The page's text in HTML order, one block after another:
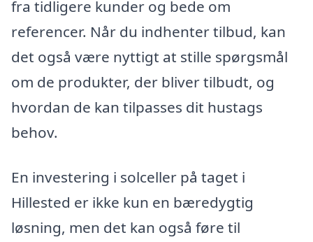
fra tidligere kunder og bede om
referencer. Når du indhenter tilbud, kan
det også være nyttigt at stille spørgsmål
om de produkter, der bliver tilbudt, og
hvordan de kan tilpasses dit hustags
behov.
En investering i solceller på taget i
Hillested er ikke kun en bæredygtig
løsning, men det kan også føre til